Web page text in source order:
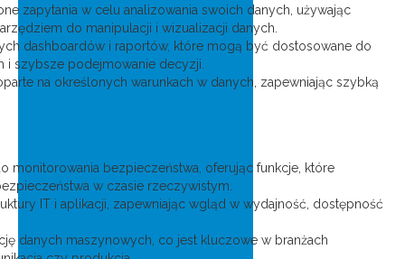
zapytania w celu analizowania swoich danych, używając
do manipulacji i wizualizacji danych.
dashboardów i raportów, które mogą być dostosowane do
i szybsze podejmowanie decyzji.
na określonych warunkach w danych, zapewniając szybką
monitorowania bezpieczeństwa, oferując funkcje, które
w czasie rzeczywistym.
IT i aplikacji, zapewniając wgląd w wydajność, dostępność
danych maszynowych, co jest kluczowe w branżach